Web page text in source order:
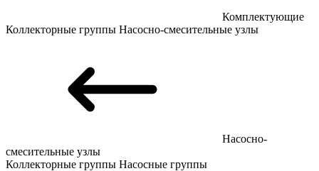
Комплектующие
Коллекторные группы Насосно-смесительные узлы
Насосно-
смесительные узлы
Коллекторные группы Насосные группы